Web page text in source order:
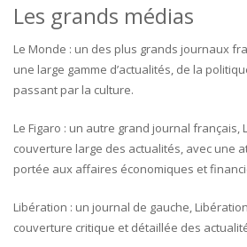
Les grands médias
Le Monde : un des plus grands journaux
une large gamme d’actualités, de la
passant par la culture.
Le Figaro : un autre grand journal français,
couverture large des actualités, avec une
portée aux affaires économiques et
Libération : un journal de gauche,
couverture critique et détaillée des